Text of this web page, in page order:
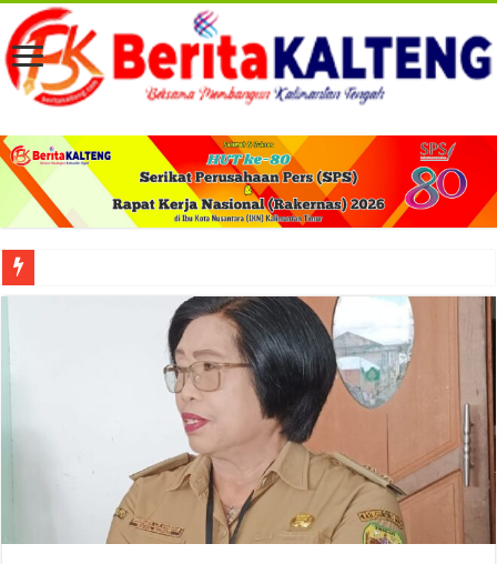
Viral! Selama Dua Bulan Lebih Siltap Serta Tunjangan Pemdes dan BPD di